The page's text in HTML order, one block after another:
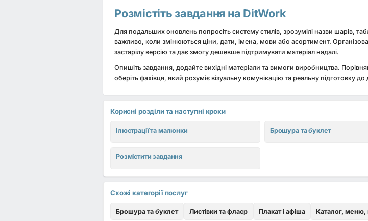
Розмістіть завдання на DitWork
Для подальших оновлень попросіть систему стилів, зрозумілі назви шарів,
важливо, коли змінюються ціни, дати, імена, мови або асортимент.
застарілу версію та дає змогу дешевше підтримувати матеріал надалі.
Опишіть завдання, додайте вихідні матеріали та вимоги виробництва.
оберіть фахівця, який розуміє візуальну комунікацію та реальну підготовку до
Корисні розділи та наступні кроки
Ілюстрації та малюнки Брошура та буклет
Розмістити завдання
Схожі категорії послуг
Брошура та буклет Листівки та флаєр Плакат і афіша Каталог, меню,